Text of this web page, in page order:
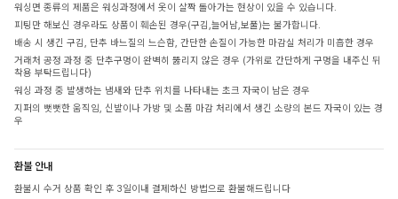
워싱면 종류의 제품은 워싱과정에서 옷이 살짝 돌아가는 현상이 있을 수 있습니다.
피팅만 해보신 경우라도 상품이 훼손된 경우(구김,늘어남,보풀)는 불가합니다.
배송 시 생긴 구김, 단추 바느질의 느슨함, 간단한 손질이 가능한 마감실 처리가 미흡한 경우
거래처 공정 과정 중 단추구멍이 완벽히 뚫리지 않은 경우 (가위로 간단하게 구멍을 내주신 뒤
착용 부탁드립니다)
워싱 과정 중 발생하는 냄새와 단추 위치를 나타내는 초크 자국이 남은 경우
지퍼의 뻣뻣한 움직임, 신발이나 가방 및 소품 마감 처리에서 생긴 소량의 본드 자국이 있는 경
우
환불 안내
환불시 수거 상품 확인 후 3일이내 결제하신 방법으로 환불해드립니다